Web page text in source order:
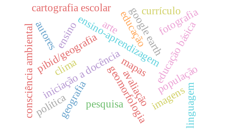
climaensino-aprendizagem
pibid/geografia
iniciação a docência educação básica
geografia
cartografia escolar google earth
geomorfologia
ensino
pesquisa
educação
população
política
consciência ambiental imagenslinguagem
autores
avaliação
arte
mapas
fotografia
currículo